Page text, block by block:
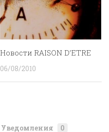
Новости RAISON D’ETRE
06/08/2010
Уведомления 0